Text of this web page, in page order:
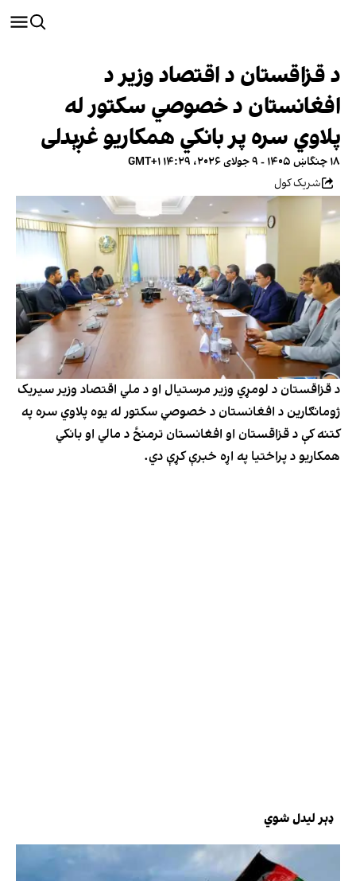
د قزاقستان د اقتصاد وزیر د
افغانستان د خصوصي سکتور له
پلاوي سره پر بانکي همکاریو غږېدلی
۱۸ چنگاښ ۱۴۰۵ - ۹ جولای ۲۰۲۶، ۱۴:۲۹ GMT+۱
شریک کول
د قزاقستان د لومړي وزیر مرستیال او د ملي اقتصاد وزیر سیریک
ژومانګارین د افغانستان د خصوصي سکتور له یوه پلاوي سره په
کتنه کې د قزاقستان او افغانستان ترمنځ د مالي او بانکي
همکاریو د پراختیا په اړه خبرې کړې دي.
ډېر لیدل شوي